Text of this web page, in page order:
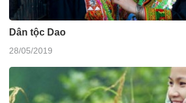
Dân tộc Dao
28/05/2019